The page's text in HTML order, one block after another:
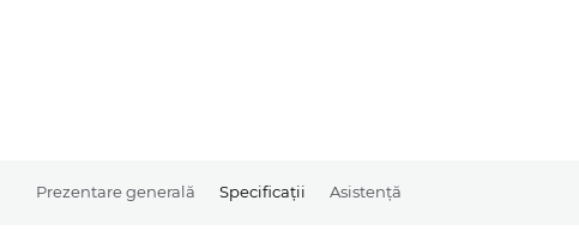
Prezentare generală Specificaţii Asistenţă